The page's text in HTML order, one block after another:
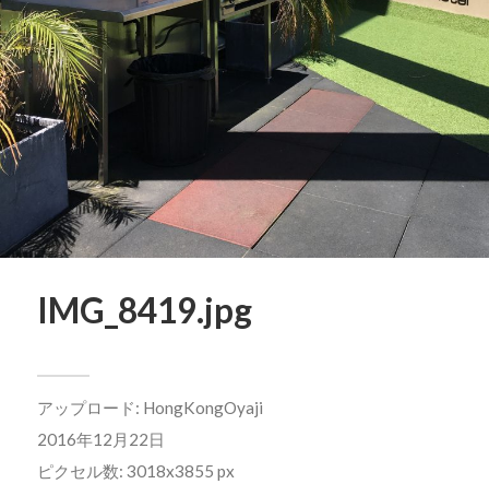
IMG_8419.jpg
アップロード: HongKongOyaji
2016年12月22日
ピクセル数: 3018x3855 px